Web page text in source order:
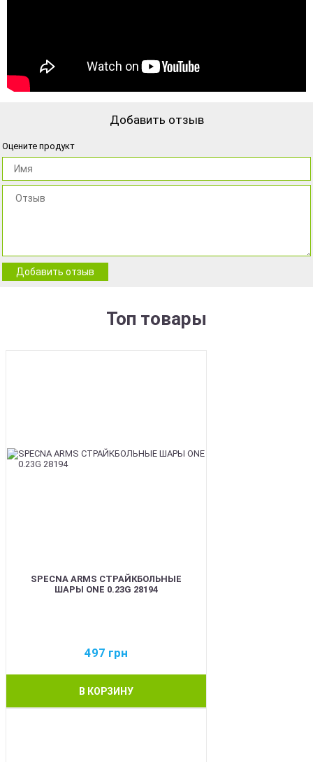
Добавить отзыв
Оцените продукт
Добавить отзыв
Топ товары
SPECNA ARMS СТРАЙКБОЛЬНЫЕ
ШАРЫ ONE 0.23G 28194
497 грн
В КОРЗИНУ